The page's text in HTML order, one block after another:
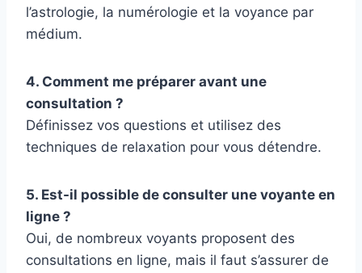
l’astrologie, la numérologie et la voyance par
médium.
4. Comment me préparer avant une
consultation ?
Définissez vos questions et utilisez des
techniques de relaxation pour vous détendre.
5. Est-il possible de consulter une voyante en
ligne ?
Oui, de nombreux voyants proposent des
consultations en ligne, mais il faut s’assurer de